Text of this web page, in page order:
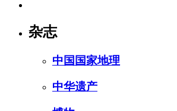
杂志
中国国家地理
中华遗产